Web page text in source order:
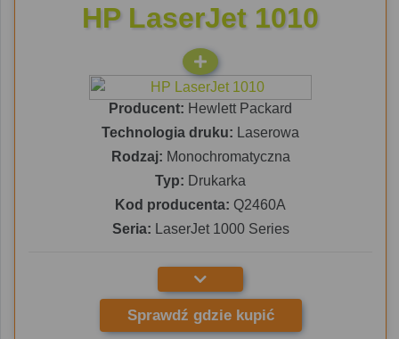
HP LaserJet 1010
Producent: Hewlett Packard
Technologia druku: Laserowa
Rodzaj: Monochromatyczna
Typ: Drukarka
Kod producenta: Q2460A
Seria: LaserJet 1000 Series
Sprawdź gdzie kupić